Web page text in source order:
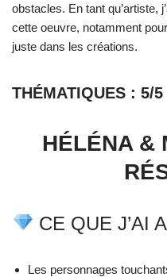
obstacles. En tant qu’artiste,
cette oeuvre, notamment
juste dans les créations.
THÉMATIQUES : 5/5
HÉLÉNA &
CE QUE J’AI
Les personnages